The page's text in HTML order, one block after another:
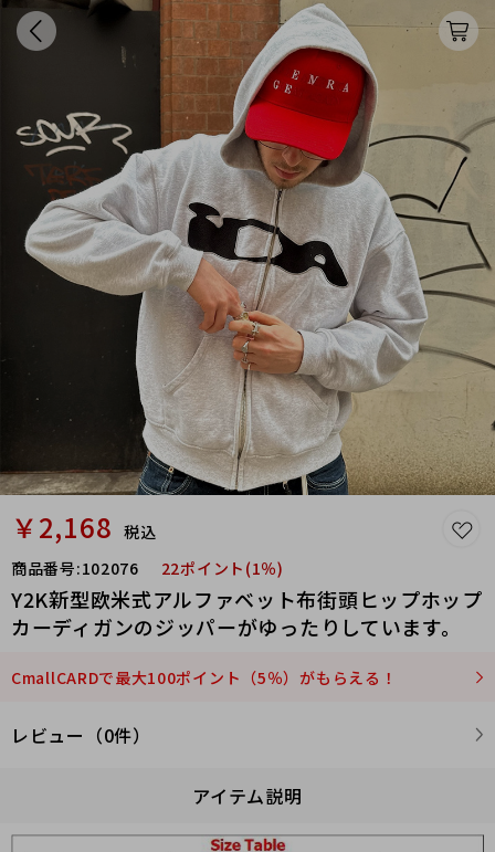
￥2,168 税込
商品番号:102076 22ポイント(1％)
Y2K新型欧米式アルファベット布街頭ヒップホップ
カーディガンのジッパーがゆったりしています。
CmallCARDで最大100ポイント（5％）がもらえる！
レビュー（0件）
アイテム説明